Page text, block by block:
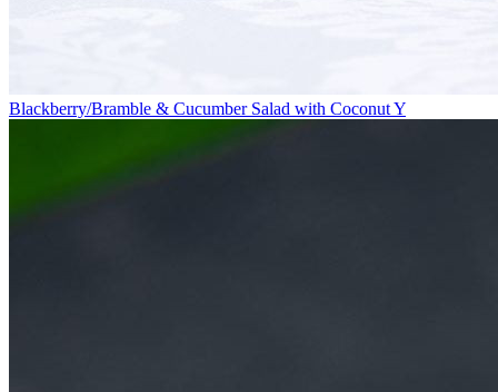
Blackberry/Bramble & Cucumber Salad with Coconut Y